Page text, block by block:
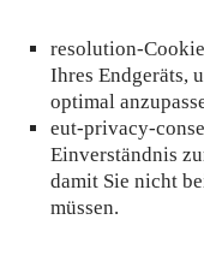
resolution-
Ihres Endgeräts,
optimal
eut-privacy-
Einverständnis
damit Sie nicht
müssen.